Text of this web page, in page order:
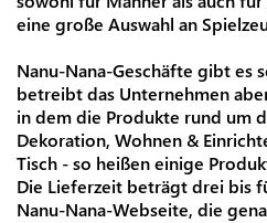
eine große Auswahl an
Nanu-Nana-Geschäfte gibt es
betreibt das Unternehmen
in dem die Produkte rund um
Dekoration, Wohnen &
Tisch - so heißen einige
Die Lieferzeit beträgt drei bis
Nanu-Nana-Webseite, die